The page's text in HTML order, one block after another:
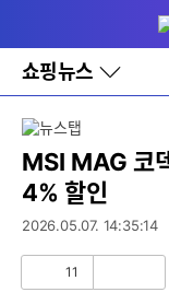
와
홈
쇼핑뉴스
바
로
레
이
토
MSI MAG 코
4% 할인
2026.05.07. 14:35:14
11